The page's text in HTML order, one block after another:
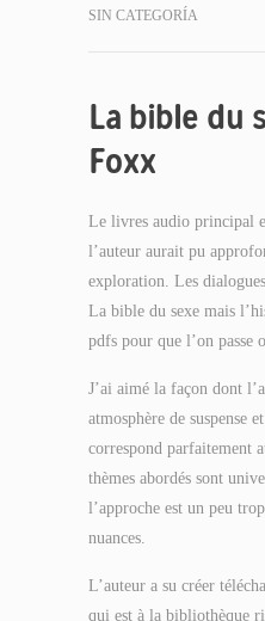
SIN CATEGORÍA
La bible du
Foxx
Le livres audio principal
l’auteur aurait pu
exploration. Les
La bible du sexe mais
pdfs pour que l’on passe
J’ai aimé la façon dont
atmosphère de suspense
correspond parfaitement
thèmes abordés sont
l’approche est un peu
nuances.
L’auteur a su créer
qui est à la bibliothèque